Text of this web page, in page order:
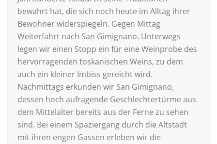
bewahrt hat, die sich noch heute im Alltag ihrer
Bewohner widerspiegeln. Gegen Mittag
Weiterfahrt nach San Gimignano. Unterwegs
legen wir einen Stopp ein für eine Weinprobe des
hervorragenden toskanischen Weins, zu dem
auch ein kleiner Imbiss gereicht wird.
Nachmittags erkunden wir San Gimignano,
dessen hoch aufragende Geschlechtertürme aus
dem Mittelalter bereits aus der Ferne zu sehen
sind. Bei einem Spaziergang durch die Altstadt
mit ihren engen Gassen erleben wir die